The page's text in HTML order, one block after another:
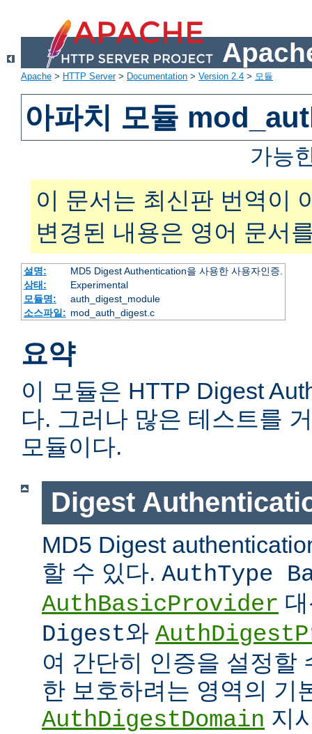
Apache > HTTP Server> Documentation > Version 2.4 > 모듈
아파치 모듈
가능
이 문서는 최신판 번역이
변경된 내용은 영어 문서
설명:
MD5 Digest Authentication을 사용한 사용자인증.
상태:
Experimental
모듈명:
auth_digest_module
소스파일: mod_auth_digest.c
요약
이 모듈은 HTTP Digest
다. 그러나 많은 테스트를
모듈이다.
Digest
MD5 Digest
할 수 있다. AuthType
AuthBasicProvider
Digest와
여 간단히 인증을 설정할
한 보호하려는 영역의 기
AuthDigestDomain 지